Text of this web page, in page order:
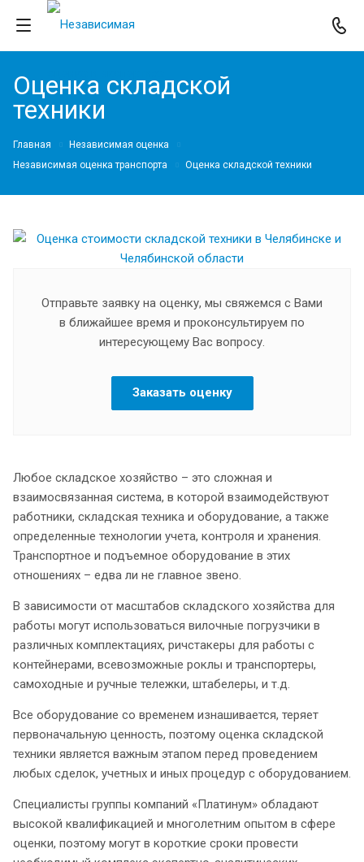
Оценка складской
техники
Главная
Независимая оценка
Независимая оценка транспорта
Оценка складской техники
Отправьте заявку на оценку, мы свяжемся с Вами
в ближайшее время и проконсультируем по
интересующему Вас вопросу.
Заказать оценку
Любое складское хозяйство – это сложная и
взаимосвязанная система, в которой взаимодействуют
работники, складская техника и оборудование, а также
определенные технологии учета, контроля и хранения.
Транспортное и подъемное оборудование в этих
отношениях – едва ли не главное звено.
В зависимости от масштабов складского хозяйства для
работы могут использоваться вилочные погрузчики в
различных комплектациях, ричстакеры для работы с
контейнерами, всевозможные роклы и транспортеры,
самоходные и ручные тележки, штабелеры, и т.д.
Все оборудование со временем изнашивается, теряет
первоначальную ценность, поэтому оценка складской
техники является важным этапом перед проведением
любых сделок, учетных и иных процедур с оборудованием.
Специалисты группы компаний «Платинум» обладают
высокой квалификацией и многолетним опытом в сфере
оценки, поэтому могут в короткие сроки провести